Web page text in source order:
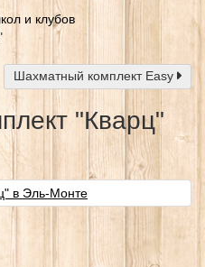
и клубов
Шахматный комплект Easy
"Кварц"